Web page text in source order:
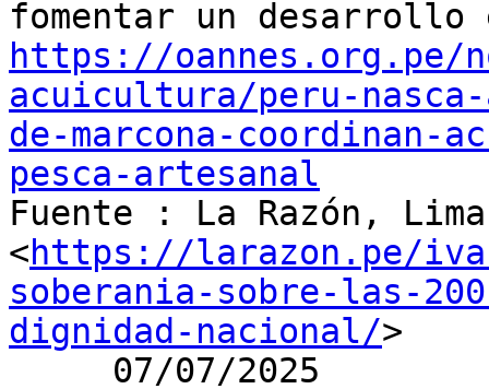
https://oannes.org.pe/
acuicultura/peru-
de-marcona-
pesca-artesanal
Fuente : La Razón, Lima
<https://larazon.pe/
soberania-sobre-las-
dignidad-nacional/>